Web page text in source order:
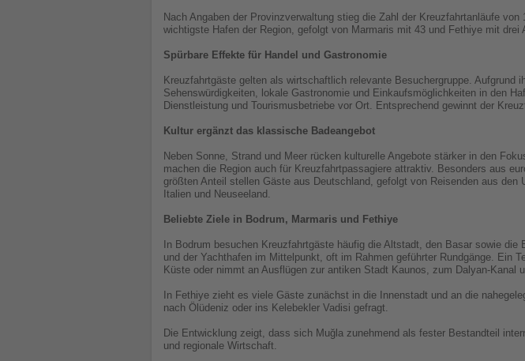
Nach Angaben der Provinzverwaltung stieg die Zahl der Kreuzfahrtanläufe
wichtigste Hafen der Region, gefolgt von Marmaris mit 43 und Fethiye mit
Spürbare Effekte für Handel und Gastronomie
Kreuzfahrtgäste gelten als wirtschaftlich relevante Besuchergruppe.
Sehenswürdigkeiten, lokale Gastronomie und Einkaufsmöglichkeiten in den
Dienstleistung und Tourismusbetriebe vor Ort. Entsprechend gewinnt der
Kultur ergänzt das klassische Badeangebot
Neben Sonne, Strand und Meer rücken kulturelle Angebote stärker in den
machen die Region auch für Kreuzfahrtpassagiere attraktiv. Besonders aus
größten Anteil stellen Gäste aus Deutschland, gefolgt von Reisenden aus
Italien und Neuseeland.
Beliebte Ziele in Bodrum, Marmaris und Fethiye
In Bodrum besuchen Kreuzfahrtgäste häufig die Altstadt, den Basar sowie
und der Yachthafen im Mittelpunkt, oft im Rahmen geführter Rundgänge. Ein
Küste oder nimmt an Ausflügen zur antiken Stadt Kaunos, zum Dalyan-Kanal
In Fethiye zieht es viele Gäste zunächst in die Innenstadt und an die
nach Ölüdeniz oder ins Kelebekler Vadisi gefragt.
Die Entwicklung zeigt, dass sich Muğla zunehmend als fester Bestandteil
und regionale Wirtschaft.